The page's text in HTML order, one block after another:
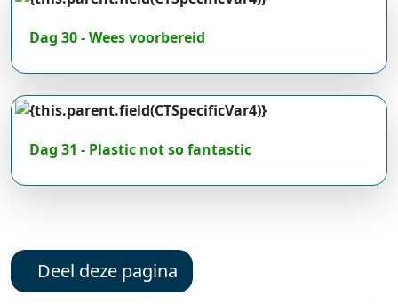
Dag 30 - Wees voorbereid
Dag 31 - Plastic not so fantastic
Deel deze pagina